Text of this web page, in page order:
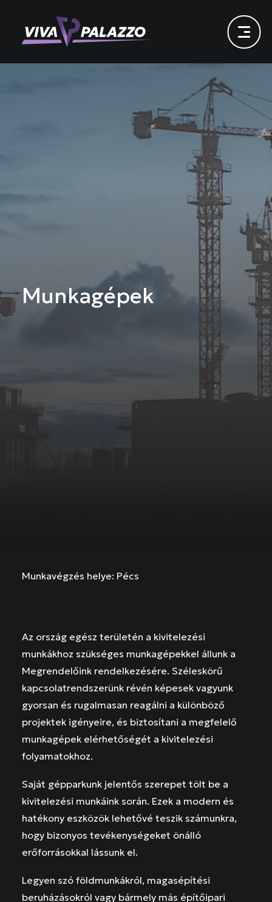
Munkagépek
Munkavégzés helye: Pécs
Az ország egész területén a kivitelezési
munkákhoz szükséges munkagépekkel állunk a
Megrendelőink rendelkezésére. Széleskörű
kapcsolatrendszerünk révén képesek vagyunk
gyorsan és rugalmasan reagálni a különböző
projektek igényeire, és biztosítani a megfelelő
munkagépek elérhetőségét a kivitelezési
folyamatokhoz.
Saját gépparkunk jelentős szerepet tölt be a
kivitelezési munkáink során. Ezek a modern és
hatékony eszközök lehetővé teszik számunkra,
hogy bizonyos tevékenységeket önálló
erőforrásokkal lássunk el.
Legyen szó földmunkákról, magasépítési
beruházásokról vagy bármely más építőipari